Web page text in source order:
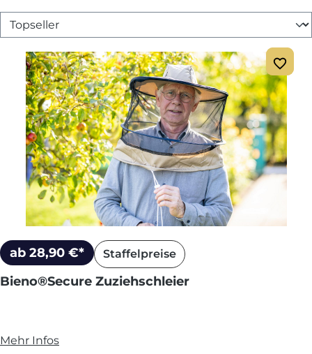
ab 28,90 €* Staffelpreise
Bieno®Secure Zuziehschleier
Mehr Infos